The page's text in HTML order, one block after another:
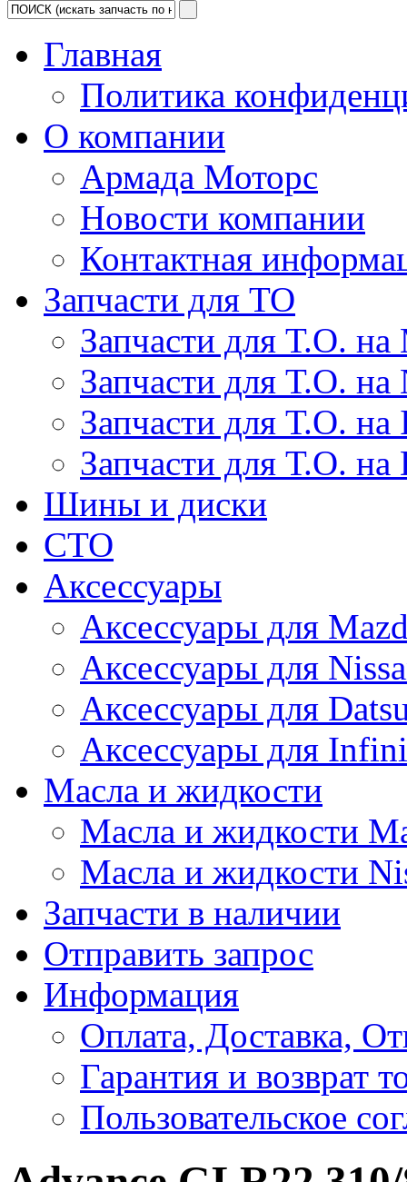
Главная
Политика
О компании
Армада Моторс
Новости компании
Контактная
Запчасти для ТО
Запчасти для Т.О. на
Запчасти для Т.О. на
Запчасти для Т.О.
Запчасти для Т.О. на
Шины и диски
СТО
Аксессуары
Аксессуары для
Аксессуары для
Аксессуары для
Аксессуары для
Масла и жидкости
Масла и жидкости
Масла и жидкости
Запчасти в наличии
Отправить запрос
Информация
Оплата, Доставка,
Гарантия и возврат
Пользовательское